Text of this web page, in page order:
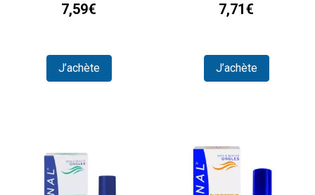
7,59€
J’achète
7,71€
J’achète